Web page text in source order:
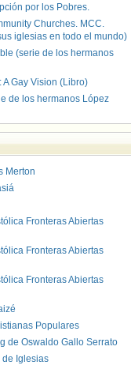
por los Pobres.
Churches. MCC.
iglesias en todo el mundo)
(serie de los hermanos
A Gay Vision (Libro)
de los hermanos López
Merton
Fronteras Abiertas
Fronteras Abiertas
Fronteras Abiertas
Populares
de Oswaldo Gallo Serrato
Iglesias